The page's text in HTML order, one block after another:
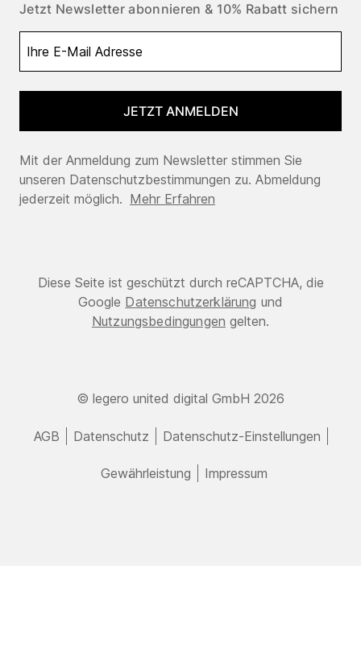
Jetzt Newsletter abonnieren & 10% Rabatt sichern
JETZT ANMELDEN
Mit der Anmeldung zum Newsletter stimmen Sie
unseren Datenschutzbestimmungen zu. Abmeldung
jederzeit möglich. Mehr Erfahren
© legero united digital GmbH 2026
AGB Datenschutz Datenschutz-Einstellungen
Gewährleistung Impressum
Diese Seite ist geschützt durch reCAPTCHA, die
Google Datenschutzerklärung und
Nutzungsbedingungen gelten.